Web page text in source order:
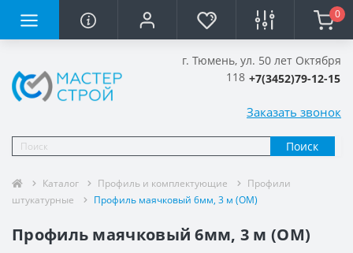
0
Поиск
г. Тюмень, ул. 50 лет Октября
118 +7(3452)79-12-15
Заказать звонок
Каталог Профиль и комплектующие
Профили
штукатурные
Профиль маячковый 6мм, 3 м (ОМ)
Профиль маячковый 6мм, 3 м (ОМ)